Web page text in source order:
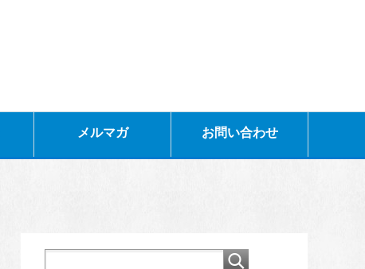
メルマガ お問い合わせ